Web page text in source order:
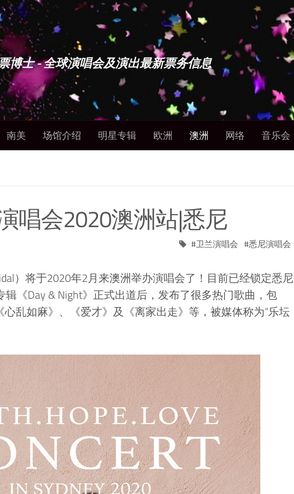
博士 - 全球演唱会及演出最新票务信息
南美 场馆介绍 明星专辑 欧洲 澳洲 网络 音乐会
唱会2020澳洲站|悉尼
卫兰演唱会 悉尼演唱会
）将于2020年2月来澳洲举办演唱会了！目前已经锁定悉尼
《Day & Night》正式出道后，发布了很多热门歌曲，包
心乱如麻》、《爱才》及《离家出走》等，被媒体称为“乐坛